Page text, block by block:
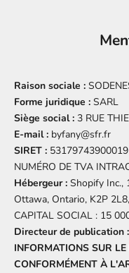
Raison sociale :
Forme juridique : SARL
Siège social : 3 RUE
E-mail : byfany@sfr.fr
SIRET : 53179743900019
NUMÉRO DE TVA
Hébergeur : Shopify Inc.,
Ottawa, Ontario, K2P
CAPITAL SOCIAL : 15
Directeur de publication :
INFORMATIONS SUR
CONFORMÉMENT À